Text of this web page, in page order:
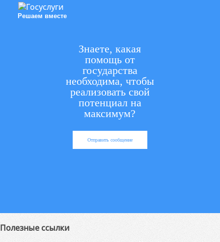
Решаем вместе
Знаете, какая
помощь от
государства
необходима, чтобы
реализовать свой
потенциал на
максимум?
Отправить сообщение
Полезные ссылки